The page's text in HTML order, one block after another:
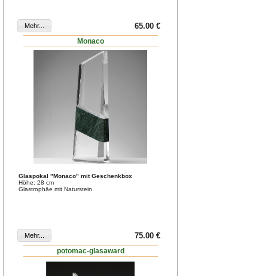
65.00 €
Monaco
Glaspokal "Monaco" mit Geschenkbox
Höhe: 28 cm
Glastrophäe mit Naturstein
75.00 €
potomac-glasaward